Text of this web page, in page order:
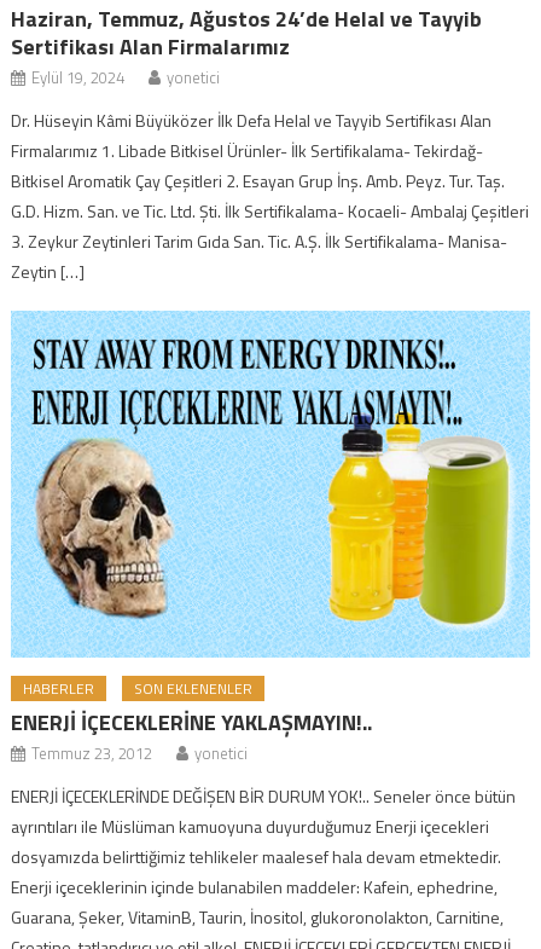
Haziran, Temmuz, Ağustos 24’de Helal ve Tayyib
Sertifikası Alan Firmalarımız
Eylül 19, 2024 yonetici
Dr. Hüseyin Kâmi Büyüközer İlk Defa Helal ve Tayyib Sertifikası Alan
Firmalarımız 1. Libade Bitkisel Ürünler- İlk Sertifikalama- Tekirdağ-
Bitkisel Aromatik Çay Çeşitleri 2. Esayan Grup İnş. Amb. Peyz. Tur. Taş.
G.D. Hizm. San. ve Tic. Ltd. Şti. İlk Sertifikalama- Kocaeli- Ambalaj Çeşitleri
3. Zeykur Zeytinleri Tarim Gıda San. Tic. A.Ş. İlk Sertifikalama- Manisa-
Zeytin […]
HABERLER SON EKLENENLER
ENERJİ İÇECEKLERİNE YAKLAŞMAYIN!..
Temmuz 23, 2012 yonetici
ENERJİ İÇECEKLERİNDE DEĞİŞEN BİR DURUM YOK!.. Seneler önce bütün
ayrıntıları ile Müslüman kamuoyuna duyurduğumuz Enerji içecekleri
dosyamızda belirttiğimiz tehlikeler maalesef hala devam etmektedir.
Enerji içeceklerinin içinde bulanabilen maddeler: Kafein, ephedrine,
Guarana, Şeker, VitaminB, Taurin, İnositol, glukoronolakton, Carnitine,